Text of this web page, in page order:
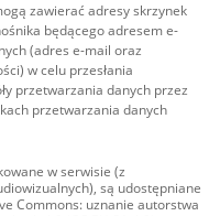
zawierać adresy skrzynek
będącego adresem e-
(adres e-mail oraz
w celu przesłania
przetwarzania danych przez
przetwarzania danych
w serwisie (z
są udostępniane
Commons: uznanie autorstwa